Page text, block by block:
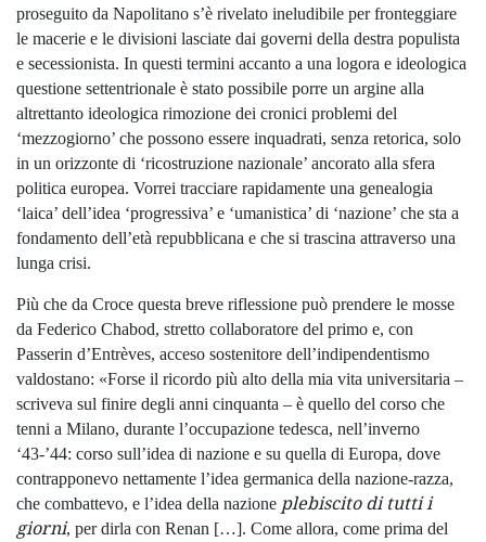
proseguito da Napolitano s’è rivelato ineludibile per fronteggiare
le macerie e le divisioni lasciate dai governi della destra populista
e secessionista. In questi termini accanto a una logora e ideologica
questione settentrionale è stato possibile porre un argine alla
altrettanto ideologica rimozione dei cronici problemi del
‘mezzogiorno’ che possono essere inquadrati, senza retorica, solo
in un orizzonte di ‘ricostruzione nazionale’ ancorato alla sfera
politica europea. Vorrei tracciare rapidamente una genealogia
‘laica’ dell’idea ‘progressiva’ e ‘umanistica’ di ‘nazione’ che sta a
fondamento dell’età repubblicana e che si trascina attraverso una
lunga crisi.
Più che da Croce questa breve riflessione può prendere le mosse
da Federico Chabod, stretto collaboratore del primo e, con
Passerin d’Entrèves, acceso sostenitore dell’indipendentismo
valdostano: «Forse il ricordo più alto della mia vita universitaria –
scriveva sul finire degli anni cinquanta – è quello del corso che
tenni a Milano, durante l’occupazione tedesca, nell’inverno
‘43-’44: corso sull’idea di nazione e su quella di Europa, dove
contrapponevo nettamente l’idea germanica della nazione-razza,
che combattevo, e l’idea della nazione plebiscito di tutti i
giorni, per dirla con Renan […]. Come allora, come prima del